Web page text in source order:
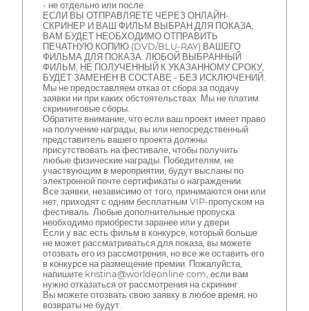
- не отдельно или после.
ЕСЛИ ВЫ ОТПРАВЛЯЕТЕ ЧЕРЕЗ ОНЛАЙН-
СКРИНЕР И ВАШ ФИЛЬМ ВЫБРАН ДЛЯ ПОКАЗА,
ВАМ БУДЕТ НЕОБХОДИМО ОТПРАВИТЬ
ПЕЧАТНУЮ КОПИЮ (DVD/BLU-RAY) ВАШЕГО
ФИЛЬМА ДЛЯ ПОКАЗА. ЛЮБОЙ ВЫБРАННЫЙ
ФИЛЬМ, НЕ ПОЛУЧЕННЫЙ К УКАЗАННОМУ СРОКУ,
БУДЕТ ЗАМЕНЕН В СОСТАВЕ - БЕЗ ИСКЛЮЧЕНИЙ.
Мы не предоставляем отказ от сбора за подачу
заявки ни при каких обстоятельствах. Мы не платим
скрининговые сборы.
Обратите внимание, что если ваш проект имеет право
на получение награды, вы или непосредственный
представитель вашего проекта должны
присутствовать на фестивале, чтобы получить
любые физические награды. Победителям, не
участвующим в мероприятии, будут высланы по
электронной почте сертификаты о награждении.
Все заявки, независимо от того, принимаются они или
нет, приходят с одним бесплатным VIP-пропуском на
фестиваль. Любые дополнительные пропуска
необходимо приобрести заранее или у двери.
Если у вас есть фильм в конкурсе, который больше
не может рассматриваться для показа, вы можете
отозвать его из рассмотрения, но все же оставить его
в конкурсе на размещение премии. Пожалуйста,
напишите kristina@worldeonline.com, если вам
нужно отказаться от рассмотрения на скрининг.
Вы можете отозвать свою заявку в любое время, но
возвраты не будут.